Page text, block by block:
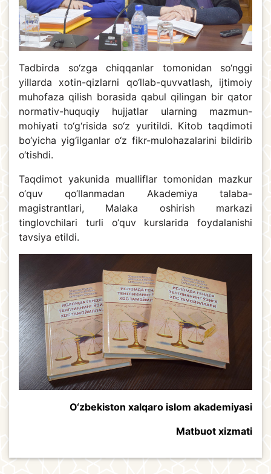
Tadbirda so‘zga chiqqanlar tomonidan so‘nggi
yillarda xotin-qizlarni qo‘llab-quvvatlash, ijtimoiy
muhofaza qilish borasida qabul qilingan bir qator
normativ-huquqiy hujjatlar ularning mazmun-
mohiyati to‘g‘risida so‘z yuritildi. Kitob taqdimoti
bo‘yicha yig‘ilganlar o‘z fikr-mulohazalarini bildirib
o‘tishdi.
Taqdimot yakunida mualliflar tomonidan mazkur
o‘quv qo‘llanmadan Akademiya talaba-
magistrantlari, Malaka oshirish markazi
tinglovchilari turli o‘quv kurslarida foydalanishi
tavsiya etildi.
O‘zbekiston xalqaro islom akademiyasi
Matbuot xizmati